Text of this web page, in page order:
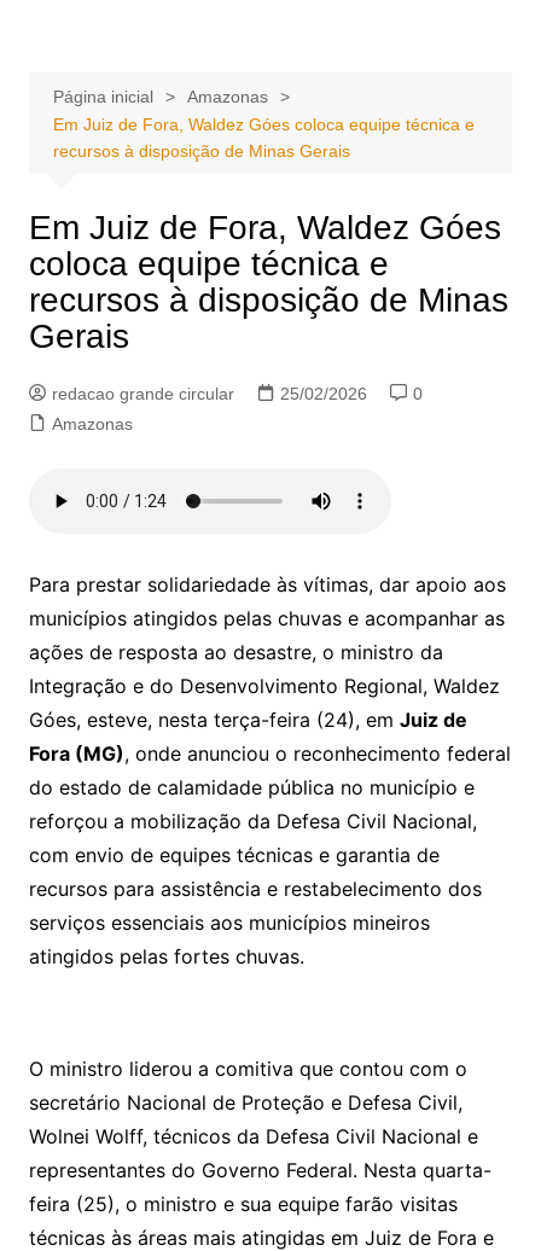
conteúdoPágina inicial
Amazonas
Em Juiz de Fora, Waldez Góes coloca equipe técnica e
recursos à disposição de Minas Gerais
Em Juiz de Fora, Waldez Góes
coloca equipe técnica e
recursos à disposição de Minas
Gerais
redacao grande circular 25/02/2026
0
Amazonas
Para prestar solidariedade às vítimas, dar apoio aos
municípios atingidos pelas chuvas e acompanhar as
ações de resposta ao desastre, o ministro da
Integração e do Desenvolvimento Regional, Waldez
Góes, esteve, nesta terça-feira (24), em Juiz de
Fora (MG), onde anunciou o reconhecimento federal
do estado de calamidade pública no município e
reforçou a mobilização da Defesa Civil Nacional,
com envio de equipes técnicas e garantia de
recursos para assistência e restabelecimento dos
serviços essenciais aos municípios mineiros
atingidos pelas fortes chuvas.
O ministro liderou a comitiva que contou com o
secretário Nacional de Proteção e Defesa Civil,
Wolnei Wolff, técnicos da Defesa Civil Nacional e
representantes do Governo Federal. Nesta quarta-
feira (25), o ministro e sua equipe farão visitas
técnicas às áreas mais atingidas em Juiz de Fora e